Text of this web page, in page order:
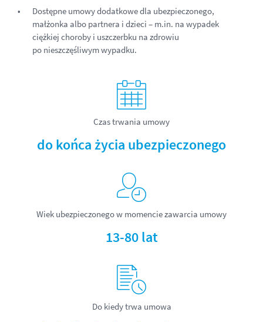
Dostępne umowy dodatkowe dla ubezpieczonego,
małżonka albo partnera i dzieci – m.in. na wypadek
ciężkiej choroby i uszczerbku na zdrowiu
po nieszczęśliwym wypadku.
Czas trwania umowy
do końca życia ubezpieczonego
Wiek ubezpieczonego w momencie zawarcia umowy
13-80 lat
Do kiedy trwa umowa